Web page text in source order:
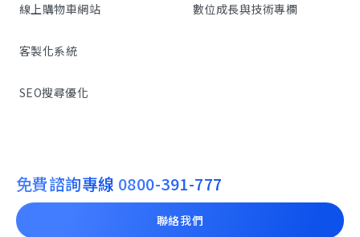
線上購物車網站
客製化系統
SEO搜尋優化
數位成長與技術專欄
免費諮詢專線 0800-391-777
聯絡我們